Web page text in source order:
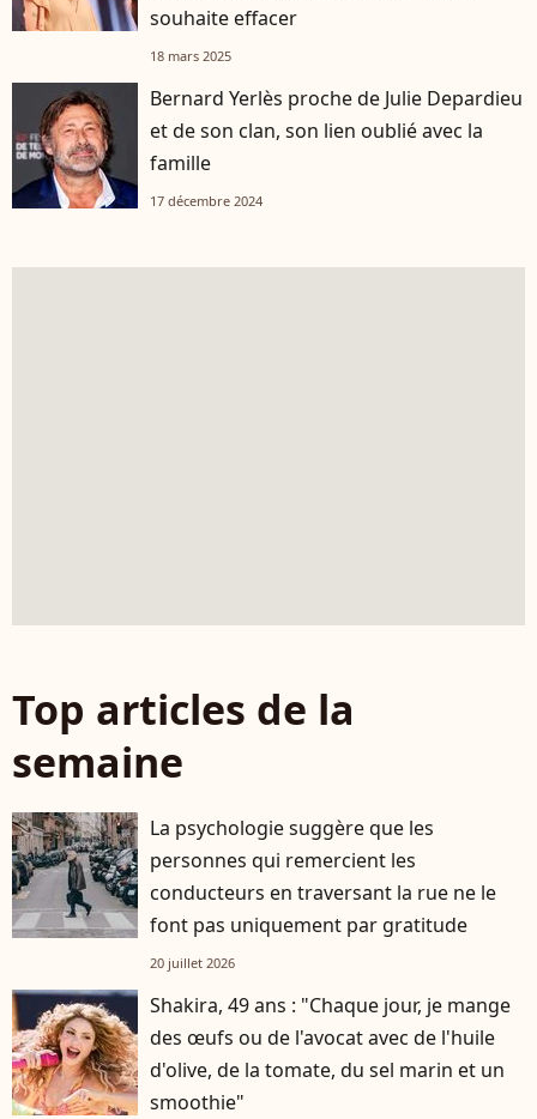
souhaite effacer
18 mars 2025
Bernard Yerlès proche de Julie Depardieu
et de son clan, son lien oublié avec la
famille
17 décembre 2024
Top articles de la
semaine
La psychologie suggère que les
personnes qui remercient les
conducteurs en traversant la rue ne le
font pas uniquement par gratitude
20 juillet 2026
Shakira, 49 ans : "Chaque jour, je mange
des œufs ou de l'avocat avec de l'huile
d'olive, de la tomate, du sel marin et un
smoothie"